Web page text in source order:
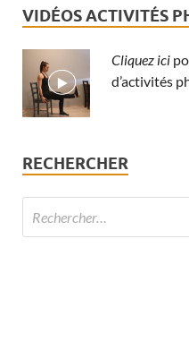
VIDÉOS ACTIVITÉS
Cliquez ici
d’activités
RECHERCHER